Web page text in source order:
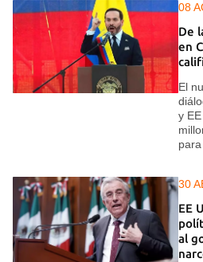
08
De
en
El
y
30
EE
al